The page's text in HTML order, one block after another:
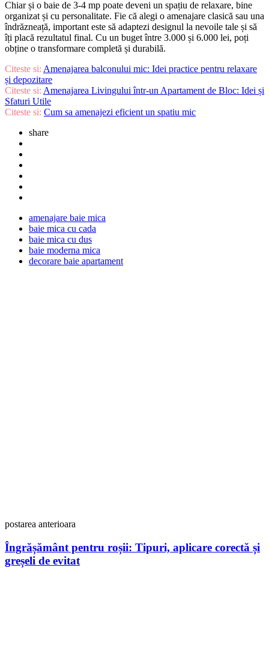
Chiar și o baie de 3-4 mp poate deveni un spațiu de relaxare, bine
organizat și cu personalitate. Fie că alegi o amenajare clasică sau una
îndrăzneață, important este să adaptezi designul la nevoile tale și să
îți placă rezultatul final. Cu un buget între 3.000 și 6.000 lei, poți
obține o transformare completă și durabilă.
Citeste si: Amenajarea balconului mic: Idei practice pentru relaxare
și depozitare
Citeste si: Amenajarea Livingului într-un Apartament de Bloc: Idei și
Sfaturi Utile
Citeste si: Cum sa amenajezi eficient un spatiu mic
share
amenajare baie mica
baie mica cu cada
baie mica cu dus
baie moderna mica
decorare baie apartament
postarea anterioara
Îngrășământ pentru roșii: Tipuri, aplicare corectă și
greșeli de evitat